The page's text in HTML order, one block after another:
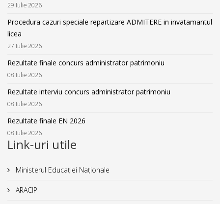
29 Iulie 2026
Procedura cazuri speciale repartizare ADMITERE in invatamantul
licea
27 Iulie 2026
Rezultate finale concurs administrator patrimoniu
08 Iulie 2026
Rezultate interviu concurs administrator patrimoniu
08 Iulie 2026
Rezultate finale EN 2026
08 Iulie 2026
Link-uri utile
Ministerul Educației Naționale
ARACIP